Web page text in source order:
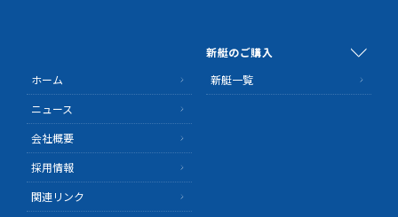
ホーム
ニュース
会社概要
採用情報
関連リンク
新艇のご購入
新艇一覧